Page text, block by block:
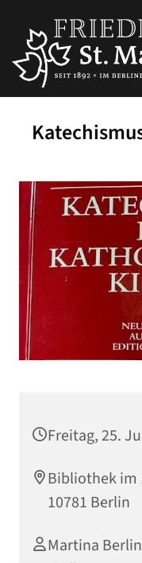
Freitag, 25.
Bibliothek im
10781 Berlin
Martina